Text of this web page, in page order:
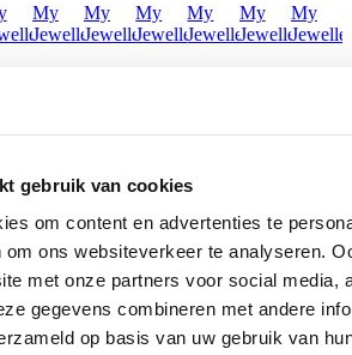
gebruik van cookies
om content en advertenties te
om ons websiteverkeer te analyseren.
met onze partners voor social media,
gegevens combineren met andere
op basis van uw gebruik van
My
Jewellery
€ 29,99
My
Jewellery
€ 29,99
My
Jewellery
€ 25,99
My
Jewellery
€ 35,99
My
Jewellery
€ 25,99
My
€ 22,99